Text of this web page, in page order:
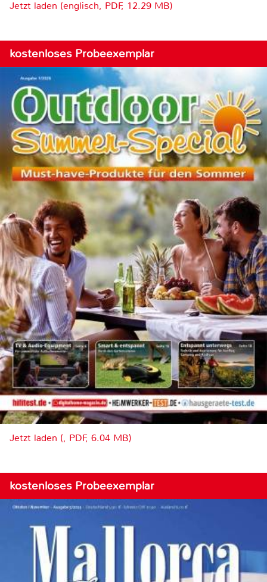
Jetzt laden (englisch, PDF, 12.29 MB)
kostenloses Probeexemplar
Jetzt laden (, PDF, 6.04 MB)
kostenloses Probeexemplar